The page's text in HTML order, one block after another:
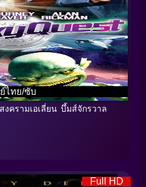
ไทย/ซับ
งครามเอเลี่ยน บึ้มส์จักรวาล
Full HD